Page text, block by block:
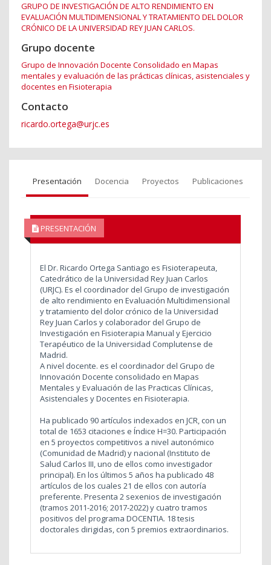
GRUPO DE INVESTIGACIÓN DE ALTO RENDIMIENTO EN
EVALUACIÓN MULTIDIMENSIONAL Y TRATAMIENTO DEL DOLOR
CRÓNICO DE LA UNIVERSIDAD REY JUAN CARLOS.
Grupo docente
Grupo de Innovación Docente Consolidado en Mapas
mentales y evaluación de las prácticas clínicas, asistenciales y
docentes en Fisioterapia
Contacto
ricardo.ortega@urjc.es
Presentación Docencia Proyectos Publicaciones
PRESENTACIÓN
El Dr. Ricardo Ortega Santiago es Fisioterapeuta,
Catedrático de la Universidad Rey Juan Carlos
(URJC). Es el coordinador del Grupo de investigación
de alto rendimiento en Evaluación Multidimensional
y tratamiento del dolor crónico de la Universidad
Rey Juan Carlos y colaborador del Grupo de
Investigación en Fisioterapia Manual y Ejercicio
Terapéutico de la Universidad Complutense de
Madrid.
A nivel docente. es el coordinador del Grupo de
Innovación Docente consolidado en Mapas
Mentales y Evaluación de las Practicas Clínicas,
Asistenciales y Docentes en Fisioterapia.
Ha publicado 90 artículos indexados en JCR, con un
total de 1653 citaciones e Índice H=30. Participación
en 5 proyectos competitivos a nivel autonómico
(Comunidad de Madrid) y nacional (Instituto de
Salud Carlos III, uno de ellos como investigador
principal). En los últimos 5 años ha publicado 48
artículos de los cuales 21 de ellos con autoría
preferente. Presenta 2 sexenios de investigación
(tramos 2011-2016; 2017-2022) y cuatro tramos
positivos del programa DOCENTIA. 18 tesis
doctorales dirigidas, con 5 premios extraordinarios.